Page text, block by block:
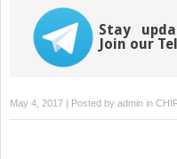
Stay
Join our
May 4, 2017 | Posted by admin in